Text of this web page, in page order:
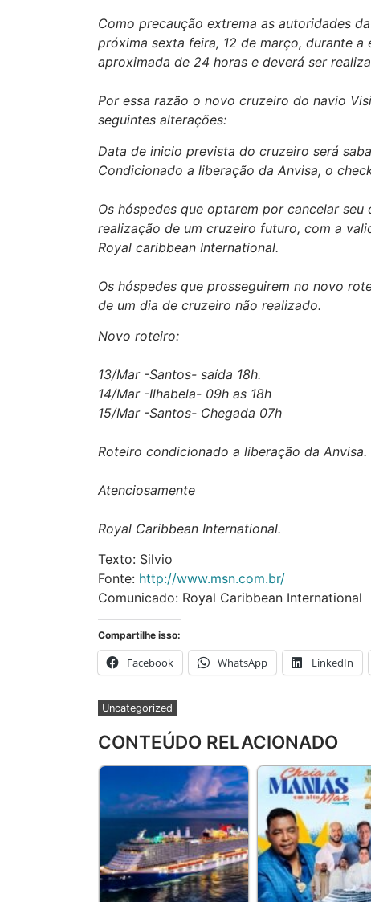
Como precaução extrema as autoridades
próxima sexta feira, 12 de março, durante
aproximada de 24 horas e deverá ser
Por essa razão o novo cruzeiro do navio
seguintes alterações:
Data de inicio prevista do cruzeiro será
Condicionado a liberação da Anvisa, o
Os hóspedes que optarem por cancelar
realização de um cruzeiro futuro, com a
Royal caribbean International.
Os hóspedes que prosseguirem no novo
de um dia de cruzeiro não realizado.
Novo roteiro:
13/Mar -Santos- saída 18h.
14/Mar -Ilhabela- 09h as 18h
15/Mar -Santos- Chegada 07h
Roteiro condicionado a liberação da Anvisa.
Atenciosamente
Royal Caribbean International.
Texto: Silvio
Fonte: http://www.msn.com.br/
Comunicado: Royal Caribbean International
Compartilhe isso:
Facebook WhatsApp LinkedIn
Uncategorized
CONTEÚDO RELACIONADO